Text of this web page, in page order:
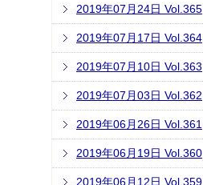
2019年07月24日 Vol.365
2019年07月17日 Vol.364
2019年07月10日 Vol.363
2019年07月03日 Vol.362
2019年06月26日 Vol.361
2019年06月19日 Vol.360
2019年06月12日 Vol.359